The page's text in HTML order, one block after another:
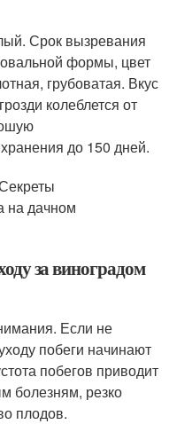
Срок вызревания
формы, цвет
грубоватая. Вкус
колеблется от
до 150 дней.
за виноградом
Если не
побеги начинают
побегов приводит
болезням, резко
плодов.